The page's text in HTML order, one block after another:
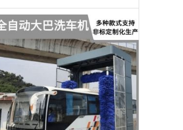
洁净方案[隆茂鑫晟]